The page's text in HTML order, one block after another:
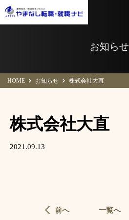
お知らせ
HOME お知らせ 株式会社大直
株式会社大直
2021.09.13
前へ 一覧へ